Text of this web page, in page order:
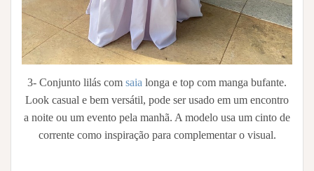
3- Conjunto lilás com saia longa e top com manga bufante.
Look casual e bem versátil, pode ser usado em um encontro
a noite ou um evento pela manhã. A modelo usa um cinto de
corrente como inspiração para complementar o visual.